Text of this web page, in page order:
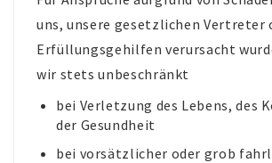
uns, unsere gesetzlichen Vertreter
Erfüllungsgehilfen verursacht
wir stets unbeschränkt
bei Verletzung des Lebens, des
der Gesundheit
bei vorsätzlicher oder grob